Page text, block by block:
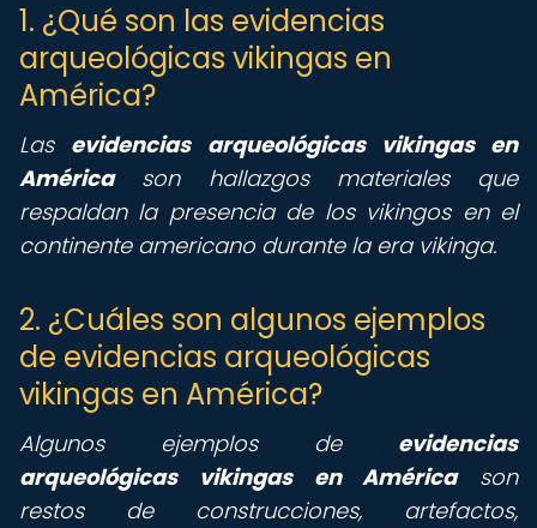
1. ¿Qué son las evidencias
arqueológicas vikingas en
América?
Las evidencias arqueológicas vikingas en
Américason hallazgos materiales que
respaldan la presencia de los vikingos en el
continente americano durante la era vikinga.
2. ¿Cuáles son algunos ejemplos
de evidencias arqueológicas
vikingas en América?
Algunos ejemplos de evidencias
arqueológicas vikingas en Américason
restos de construcciones, artefactos,